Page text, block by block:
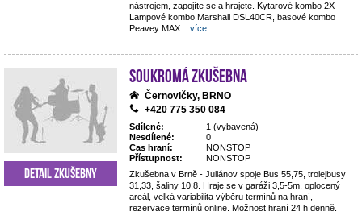
nástrojem, zapojíte se a hrajete. Kytarové kombo 2X
Lampové kombo Marshall DSL40CR, basové kombo
Peavey MAX
více
Soukromá zkušebna
Černovičky, BRNO
+420 775 350 084
Sdílené:
1 (vybavená)
Nesdílené:
0
Čas hraní:
NONSTOP
Přístupnost:
NONSTOP
Zkušebna v Brně - Juliánov spoje Bus 55,75, trolejbusy
31,33, šaliny 10,8. Hraje se v garáži 3,5-5m, oplocený
areál, velká variabilita výběru termínů na hraní,
rezervace termínů online. Možnost hraní 24 h denně.
Detail zkušebny